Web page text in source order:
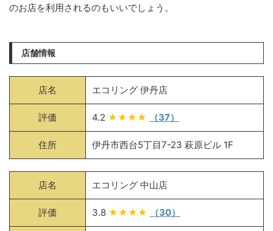
のお店を利用されるのもいいでしょう。
店舗情報
店名 エコリング 伊丹店
評価 4.2 ★★★★ （37）
住所 伊丹市西台5丁目7-23 萩原ビル 1F
店名 エコリング 中山店
評価 3.8 ★★★★ （30）